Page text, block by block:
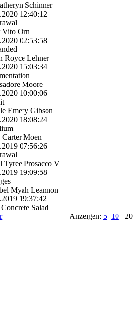
Schinner
12:40:12
Vito Orn
02:53:58
Royce Lehner
15:03:34
Moore
10:00:06
Emery Gibson
18:08:24
Carter Moen
07:56:26
Tyree Prosacco V
19:09:58
Myah Leannon
19:37:42
Salad
Anzeigen: 5 1020